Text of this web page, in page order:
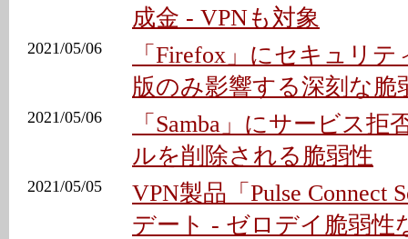
成金 - VPNも対象
2021/05/06
「Firefox」にセキュリ
版のみ影響する深刻な脆
2021/05/06
「Samba」にサービス
ルを削除される脆弱性
2021/05/05
VPN製品「Pulse Connect
デート - ゼロデイ脆弱性